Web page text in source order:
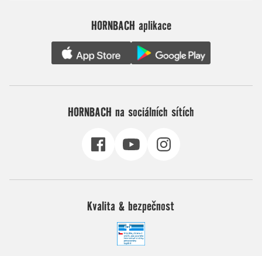
HORNBACH aplikace
HORNBACH na sociálních sítích
Kvalita & bezpečnost